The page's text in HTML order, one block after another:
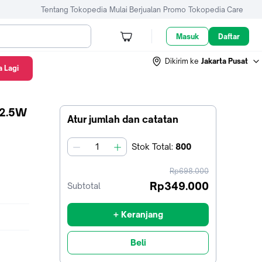
Tentang Tokopedia Mulai Berjualan Promo Tokopedia Care
Masuk Daftar
Dikirim ke Jakarta Pusat
Atur jumlah dan catatan
jumlah Stok Total: 800
harga
sebelum
Rp698.000
Subtotal Rp349.000
+ Keranjang
Beli
Lagi